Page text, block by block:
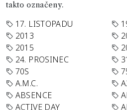
takto označeny.
17. LISTOPADU
2013
2015
24. PROSINEC
70S
A.M.C.
ABSENCE
ACTIVE DAY